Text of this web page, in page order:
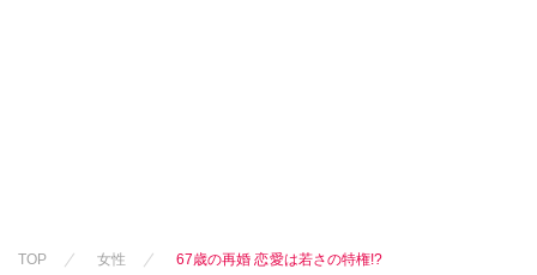
TOP 女性 67歳の再婚 恋愛は若さの特権!?